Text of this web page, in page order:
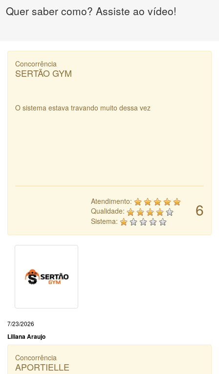
Quer saber como? Assiste ao vídeo!
Concorrência
SERTÃO GYM
O sistema estava travando muito dessa vez
6
Atendimento:
Qualidade:
Sistema:
7/23/2026
Liliana Araujo
Concorrência
APORTIELLE